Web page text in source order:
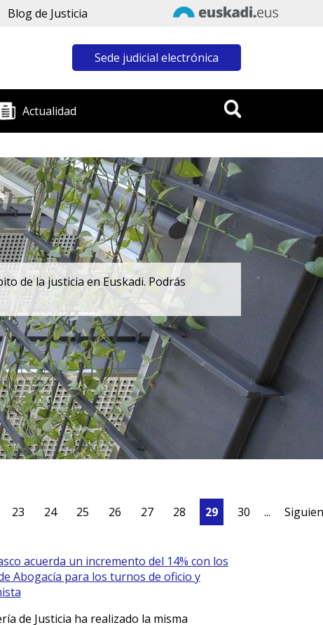
Blog de Justicia
Sede judicial electrónica
Actualidad
de la justicia en Euskadi. Podrás
23 24 25 26 27 28 29 30 ...
acuerda un incremento del 14% con los
Abogacía para los turnos de oficio y
de Justicia ha realizado la misma